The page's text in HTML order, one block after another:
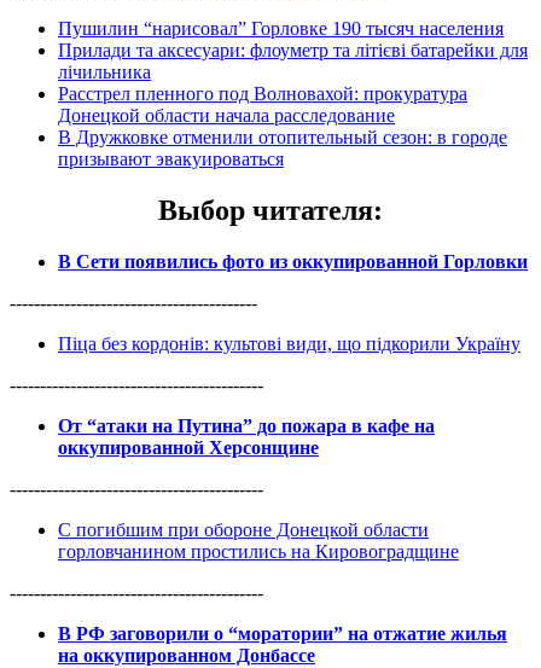
Пушилин “нарисовал” Горловке 190 тысяч населения
Прилади та аксесуари: флоуметр та літієві батарейки для
лічильника
Расстрел пленного под Волновахой: прокуратура
Донецкой области начала расследование
В Дружковке отменили отопительный сезон: в городе
призывают эвакуироваться
Выбор читателя:
В Сети появились фото из оккупированной Горловки
-----------------------------------------
Піца без кордонів: культові види, що підкорили Україну
------------------------------------------
От “атаки на Путина” до пожара в кафе на
оккупированной Херсонщине
------------------------------------------
С погибшим при обороне Донецкой области
горловчанином простились на Кировоградщине
------------------------------------------
В РФ заговорили о “моратории” на отжатие жилья
на оккупированном Донбассе